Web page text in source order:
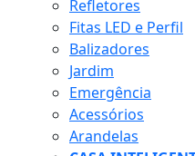
Refletores
Fitas LED e Perfil
Balizadores
Jardim
Emergência
Acessórios
Arandelas